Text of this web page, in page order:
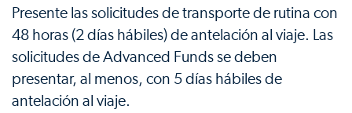
Presente las solicitudes de transporte de rutina con
48 horas (2 días hábiles) de antelación al viaje. Las
solicitudes de Advanced Funds se deben
presentar, al menos, con 5 días hábiles de
antelación al viaje.